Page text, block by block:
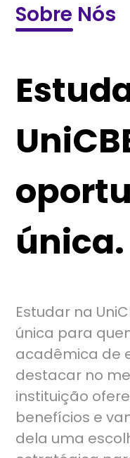
Sobre Nós
única.
Estudar na
única para
acadêmica de
destacar no
instituição
benefícios e
dela uma